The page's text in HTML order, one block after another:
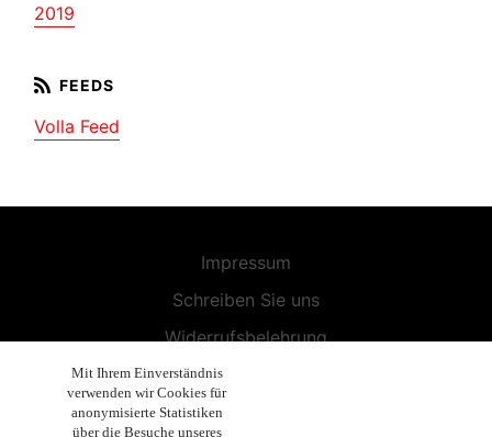
2019
Volla Feed
Impressum
Schreiben Sie uns
Widerrufsbelehrung
Allgemeine Geschäftsbedingungen
Endbenutzer-Lizenzvereinbarung
Mit Ihrem Einverständnis
verwenden wir Cookies für
anonymisierte Statistiken
über die Besuche unseres